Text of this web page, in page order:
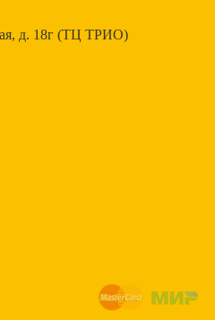
д. 18г (ТЦ ТРИО)